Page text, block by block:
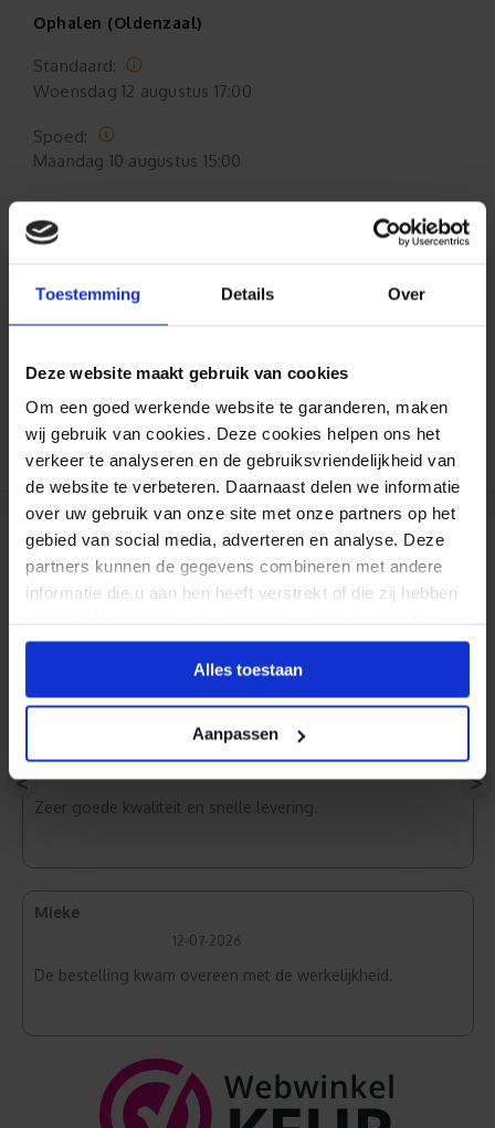
Toestemming Details Over
Deze website maakt gebruik van cookies
Om een goed werkende website te garanderen, maken
wij gebruik van cookies. Deze cookies helpen ons het
verkeer te analyseren en de gebruiksvriendelijkheid van
de website te verbeteren. Daarnaast delen we informatie
over uw gebruik van onze site met onze partners op het
gebied van social media, adverteren en analyse. Deze
partners kunnen de gegevens combineren met andere
informatie die u aan hen heeft verstrekt of die zij hebben
Alles toestaan
Aanpassen
Ophalen (Oldenzaal)
Standaard:
Woensdag 12 augustus 17:00
Spoed:
Maandag 10 augustus 15:00
Gratis verzending*
Duizenden klanten raden jou aan bij ons te
bestellen (lees de onafhankelijke reviews)
Reviews
Normaal Wit
Zeer goede kwaliteit en snelle levering.
Mieke
12-07-2026
De bestelling kwam overeen met de werkelijkheid.
< >